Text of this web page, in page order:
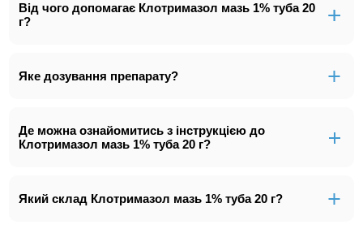
Від чого допомагає Клотримазол мазь 1% туба 20
г?
Яке дозування препарату?
Де можна ознайомитись з інструкцією до
Клотримазол мазь 1% туба 20 г?
Який склад Клотримазол мазь 1% туба 20 г?